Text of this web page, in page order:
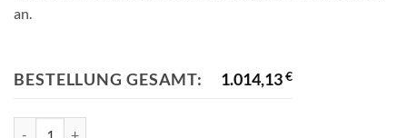
an.
BESTELLUNG GESAMT: 1.014,13€